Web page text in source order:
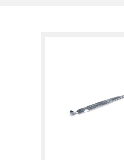
Contacto